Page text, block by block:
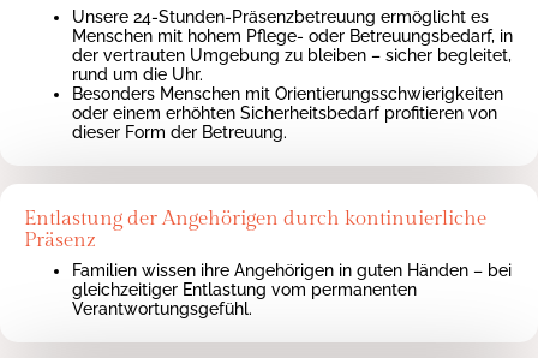
Unsere 24-Stunden-Präsenzbetreuung ermöglicht es
Menschen mit hohem Pflege- oder Betreuungsbedarf, in
der vertrauten Umgebung zu bleiben – sicher begleitet,
rund um die Uhr.
Besonders Menschen mit Orientierungsschwierigkeiten
oder einem erhöhten Sicherheitsbedarf profitieren von
dieser Form der Betreuung.
Entlastung der Angehörigen durch kontinuierliche
Präsenz
Familien wissen ihre Angehörigen in guten Händen – bei
gleichzeitiger Entlastung vom permanenten
Verantwortungsgefühl.